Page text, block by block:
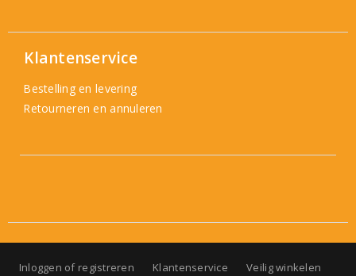
Klantenservice
Bestelling en levering
Retourneren en annuleren
Inloggen of registreren Klantenservice
Veilig winkelen